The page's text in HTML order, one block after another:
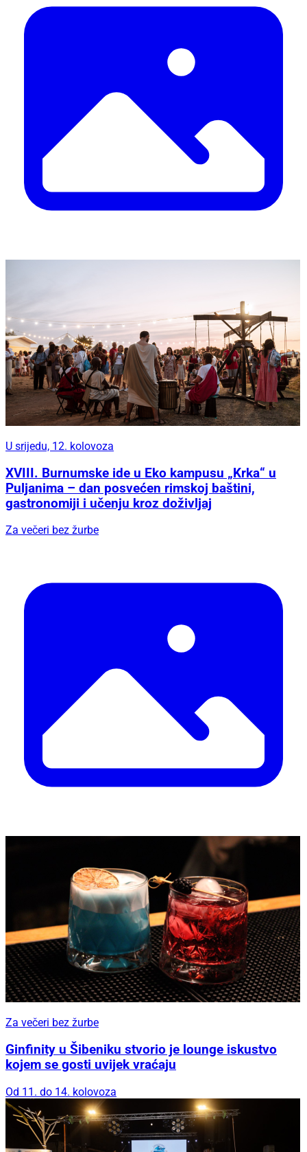
U srijedu, 12. kolovoza
XVIII. Burnumske ide u Eko kampusu „Krka“ u
Puljanima – dan posvećen rimskoj baštini,
gastronomiji i učenju kroz doživljaj
Za večeri bez žurbe
Za večeri bez žurbe
Ginfinity u Šibeniku stvorio je lounge iskustvo
kojem se gosti uvijek vraćaju
Od 11. do 14. kolovoza